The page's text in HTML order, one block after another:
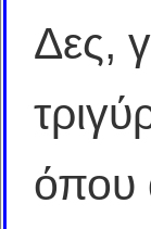
Δες,
όπου